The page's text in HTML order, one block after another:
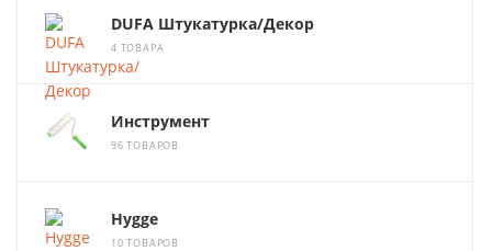
DUFA Штукатурка/Декор
4 ТОВАРА
Инструмент
96 ТОВАРОВ
Hygge
10 ТОВАРОВ